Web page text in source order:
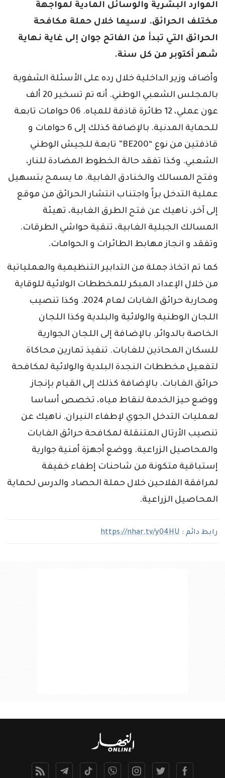
الموارد البشرية والوسائل المادية لمواجهة
مختلف الحرائق. لاسيما خلال حملة مكافحة
الحرائق التي تبدأ من الفاتح جوان إلى غاية نهاية
شهر أكتوبر من كل سنة.
وأضاف وزير الداخلية خلال رده على الأسئلة الشفوية
بالمجلس الشعبي الوطني. أنه تم تسخير 20 ألف
عون عملي، 12 طائرة قاذفة للمياه. 06 حوامات تابعة
للحماية المدنية. بالإضافة كذلك إلى 6 حوامات و
قاذفتين من نوع “BE200” تابعة للجيش الوطني
الشعبي. وكذا تفقد حالة الخطوط المضادة للنار،
وفتح المسالك والخنادق الغابية. ما يسمح بتسهيل
عملية التدخل براً واجتناب انتشار الحرائق من موقع
إلى آخر، ناهيك عن فتح الطرق الغابية، تهيئة
المسالك الجبلية الغابية، تنقية حواشي الطرقات.
وتفقد و انجاز مهابط الطائرات و الحوامات.
كما تم اتخاذ جملة من التدابير التنظيمية والعملياتية
من خلال الإعداد المبكر للمخططات الولائية للوقاية
ومحاربة حرائق الغابات لعام 2024. وكذا تنصيب
اللجان الوطنية والولائية والبلدية وكذا اللجان
الخاصة بالدوائر. بالإضافة إلى اللجان الجوارية
للسكان المحاذين للغابات. تنفيذ تمارين محاكاة
لتفعيل مخططات النجدة البلدية والولائية لمكافحة
حرائق الغابات. بالإضافة كذلك إلى القيام بإنجاز
ووضع حيز الخدمة لنقاط مياه، تخصص أساسا
لعمليات التدخل الجوي لإطفاء النيران. ناهيك عن
تنصيب الأرتال المتنقلة لمكافحة حرائق الغابات
والمحاصيل الزراعية. ووضع أجهزة أمنية جوارية
إستباقية متكونة من شاحنات إطفاء خفيفة
لمرافقة الفلاحين خلال حملة الحصاد والدرس لحماية
المحاصيل الزراعية.
رابط دائم : https://nhar.tv/y04HU